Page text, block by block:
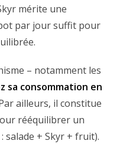
mérite une
par jour suffit pour
– notamment les
sa consommation en
ailleurs, il constitue
rééquilibrer un
salade + Skyr + fruit).